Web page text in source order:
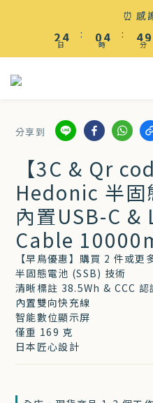
☀️ 盛夏感謝祭低至
⏰ 感
2
1
4
3
日
:
04
3
時
:
5
4
3
9
8
4
2
1
0
分
☀️ 盛夏感謝祭低至
分享到
【3C & Qr
Hedonic 半固
內置USB-C
Cable
【早鳥優惠】購買 2 件或
半固態電池 (SSB) 技術
清晰標註 38.5Wh & CCC 認
內置雙向快充線
智能數位顯示屏
僅重 169 克
日本匠心設計